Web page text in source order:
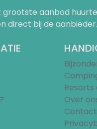
grootste aanbod
direct bij de aanbieder.
Over
Contact